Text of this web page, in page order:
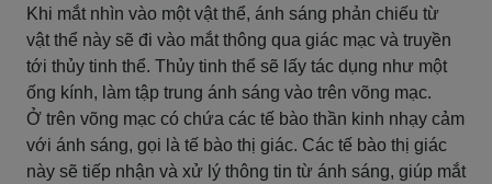
Khi mắt nhìn vào một vật thể, ánh sáng phản chiếu từ
vật thể này sẽ đi vào mắt thông qua giác mạc và truyền
tới thủy tinh thể. Thủy tinh thể sẽ lấy tác dụng như một
ống kính, làm tập trung ánh sáng vào trên võng mạc.
Ở trên võng mạc có chứa các tế bào thần kinh nhạy cảm
với ánh sáng, gọi là tế bào thị giác. Các tế bào thị giác
này sẽ tiếp nhận và xử lý thông tin từ ánh sáng, giúp mắt